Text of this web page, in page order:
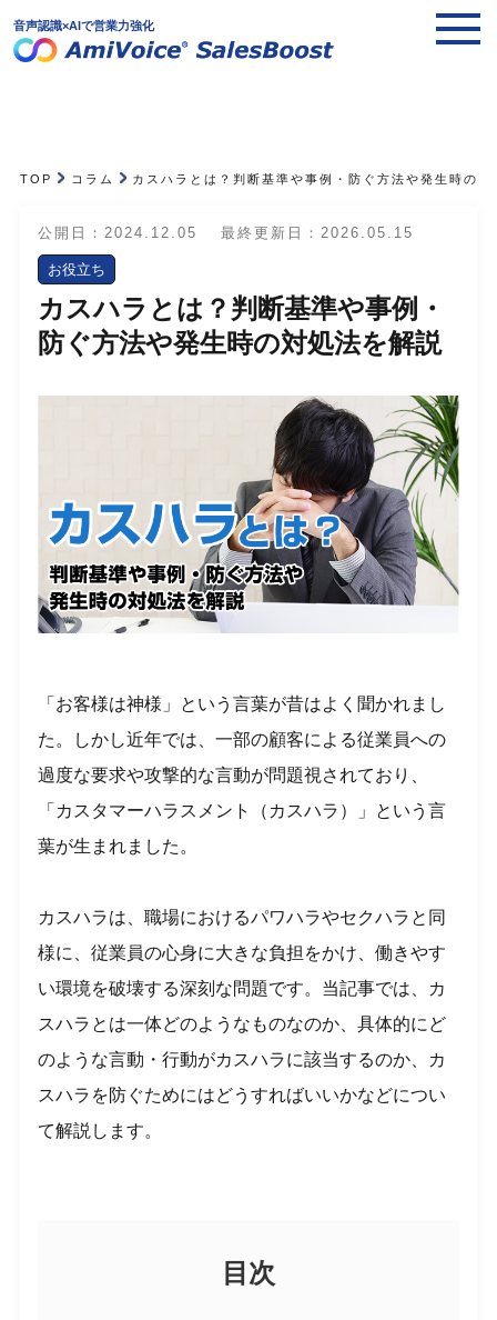
音声認識×AIで営業力強化
TOP コラム カスハラとは？判断基準や事例・防ぐ方法や発生時の対
公開日：2024.12.05 最終更新日：2026.05.15
お役立ち
カスハラとは？判断基準や事例・
防ぐ方法や発生時の対処法を解説
「お客様は神様」という言葉が昔はよく聞かれまし
た。しかし近年では、一部の顧客による従業員への
過度な要求や攻撃的な言動が問題視されており、
「カスタマーハラスメント（カスハラ）」という言
葉が生まれました。
カスハラは、職場におけるパワハラやセクハラと同
様に、従業員の心身に大きな負担をかけ、働きやす
い環境を破壊する深刻な問題です。当記事では、カ
スハラとは一体どのようなものなのか、具体的にど
のような言動・行動がカスハラに該当するのか、カ
スハラを防ぐためにはどうすればいいかなどについ
て解説します。
目次